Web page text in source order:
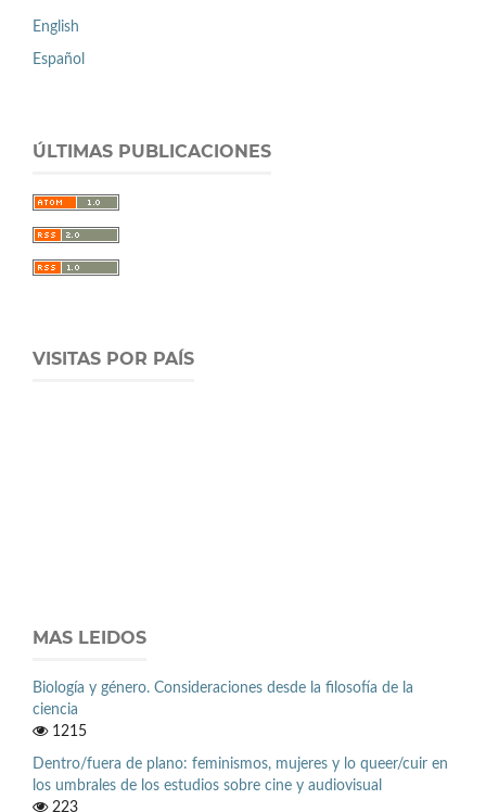
English
Español
ÚLTIMAS PUBLICACIONES
VISITAS POR PAÍS
MAS LEIDOS
Biología y género. Consideraciones desde la filosofía de la
ciencia
1215
Dentro/fuera de plano: feminismos, mujeres y lo queer/cuir en
los umbrales de los estudios sobre cine y audiovisual
223